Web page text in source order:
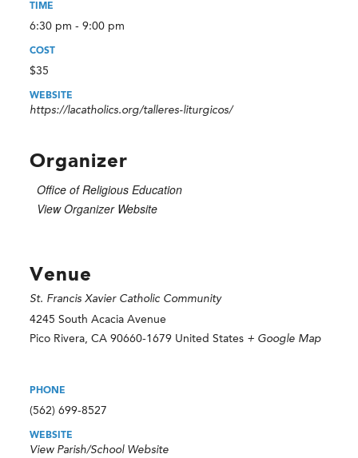
TIME
6:30 pm - 9:00 pm
COST
$35
WEBSITE
https://lacatholics.org/talleres-liturgicos/
Organizer
Office of Religious Education
View Organizer Website
Venue
St. Francis Xavier Catholic Community
4245 South Acacia Avenue
Pico Rivera CA 90660-1679 United States + Google Map
PHONE
(562) 699-8527
WEBSITE
View Parish/School Website